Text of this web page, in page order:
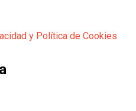
y Política de Cookies